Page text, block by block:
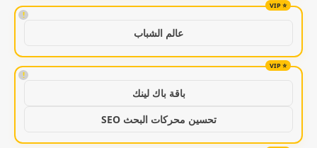
!
عالم الشباب
!
باقة باك لينك
تحسين محركات البحث SEO